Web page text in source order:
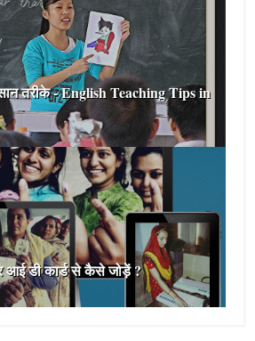
तरीके - English Teaching Tips in
आई डी कार्ड से कैसे जोड़ें ?